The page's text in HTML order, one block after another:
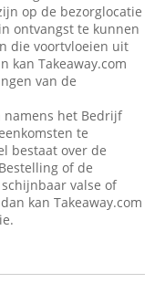
op de bezorglocatie
ontvangst te kunnen
die voortvloeien uit
kan Takeaway.com
van de
namens het Bedrijf
te
bestaat over de
of de
valse of
kan Takeaway.com